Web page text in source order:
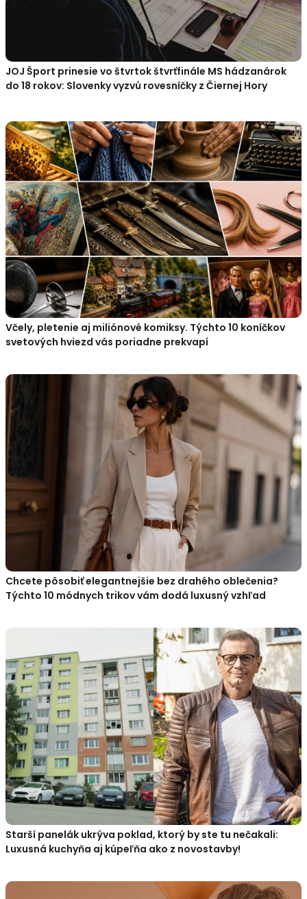
JOJ Šport prinesie vo štvrtok štvrťfinále MS hádzanárok
do 18 rokov: Slovenky vyzvú rovesníčky z Čiernej Hory
Včely, pletenie aj miliónové komiksy. Týchto 10 koníčkov
svetových hviezd vás poriadne prekvapí
Chcete pôsobiť elegantnejšie bez drahého oblečenia?
Týchto 10 módnych trikov vám dodá luxusný vzhľad
Starší panelák ukrýva poklad, ktorý by ste tu nečakali:
Luxusná kuchyňa aj kúpeľňa ako z novostavby!